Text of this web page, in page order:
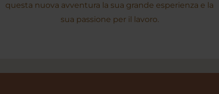
questa nuova avventura la sua grande esperienza e la
sua passione per il lavoro.